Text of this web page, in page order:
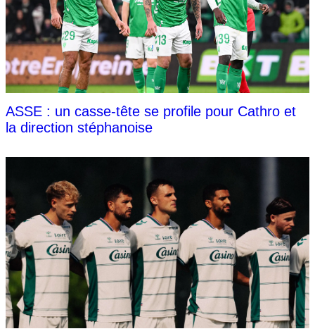
ASSE : un casse-tête se profile pour Cathro et
la direction stéphanoise